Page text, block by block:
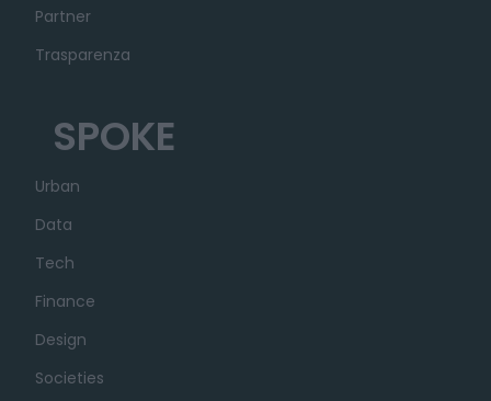
Partner
Trasparenza
SPOKE
Urban
Data
Tech
Finance
Design
Societies